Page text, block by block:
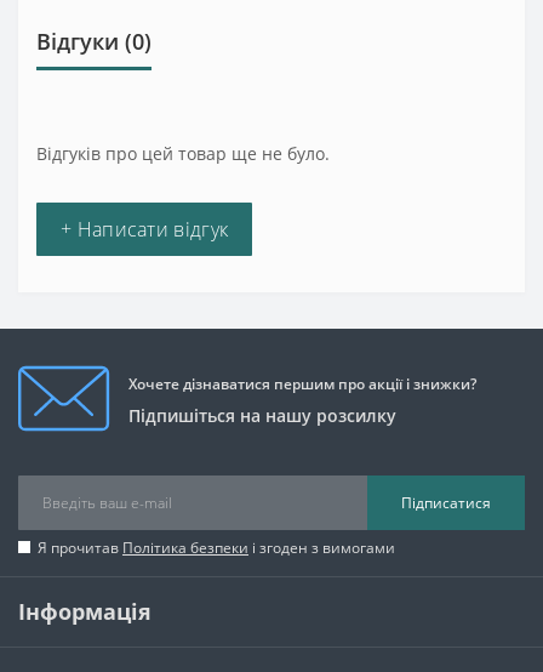
Відгуки (0)
Відгуків про цей товар ще не було.
+ Написати відгук
Хочете дізнаватися першим про акції і знижки?
Підпишіться на нашу розсилку
Підписатися
Я прочитав Політика безпеки і згоден з вимогами
Інформація